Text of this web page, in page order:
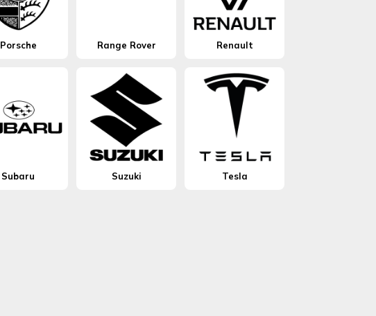
Porsche Range Rover Renault
Subaru Suzuki Tesla